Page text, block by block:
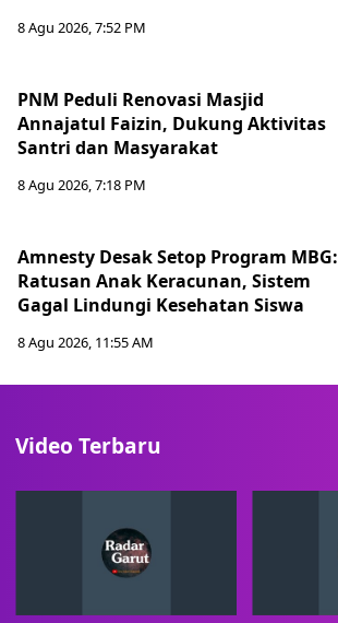
8 Agu 2026, 7:52 PM
PNM Peduli Renovasi Masjid
Annajatul Faizin, Dukung Aktivitas
Santri dan Masyarakat
8 Agu 2026, 7:18 PM
Amnesty Desak Setop Program MBG:
Ratusan Anak Keracunan, Sistem
Gagal Lindungi Kesehatan Siswa
8 Agu 2026, 11:55 AM
Video Terbaru